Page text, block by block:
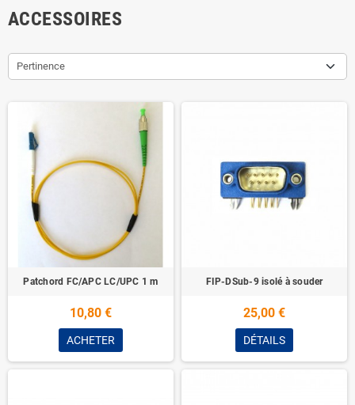
ACCESSOIRES
Pertinence
Patchord FC/APC LC/UPC 1 m
10,80 €
ACHETER
FIP-DSub-9 isolé à souder
25,00 €
DÉTAILS